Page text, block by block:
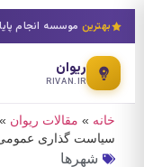
بهترین موسسه انجام
ریوان
RIVAN.IR
خانه » مقالات ریوان »
سیاست گذاری
شهرها